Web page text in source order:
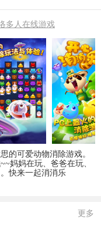
多人在线游戏
可爱动物消除游戏。
妈妈在玩、爸爸在玩、
快来一起消消乐
更多